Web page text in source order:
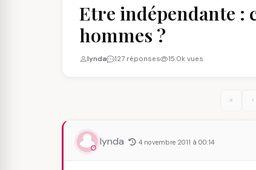
Etre indépendante :
hommes ?
lynda 127 réponses 15.0k vues
« ‹
lynda 4 novembre 2011 à 00:14